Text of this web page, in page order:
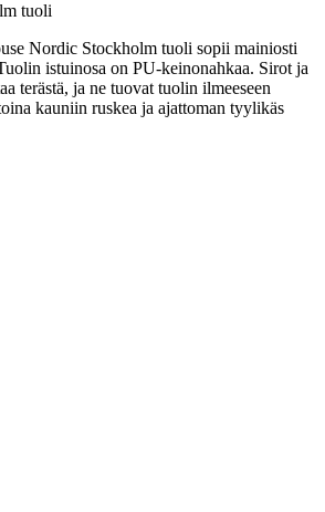
tuoli
Nordic Stockholm tuoli sopii mainiosti
istuinosa on PU-keinonahkaa. Sirot ja
terästä, ja ne tuovat tuolin ilmeeseen
kauniin ruskea ja ajattoman tyylikäs